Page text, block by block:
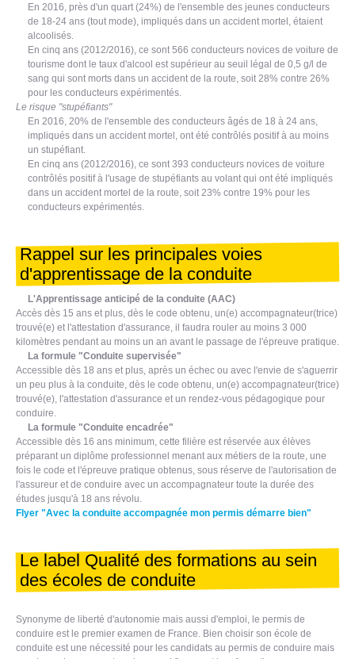
En 2016, près d'un quart (24%) de l'ensemble des jeunes conducteurs
de 18-24 ans (tout mode), impliqués dans un accident mortel, étaient
alcoolisés.
En cinq ans (2012/2016), ce sont 566 conducteurs novices de voiture de
tourisme dont le taux d'alcool est supérieur au seuil légal de 0,5 g/l de
sang qui sont morts dans un accident de la route, soit 28% contre 26%
pour les conducteurs expérimentés.
Le risque "stupéfiants"
En 2016, 20% de l'ensemble des conducteurs âgés de 18 à 24 ans,
impliqués dans un accident mortel, ont été contrôlés positif à au moins
un stupéfiant.
En cinq ans (2012/2016), ce sont 393 conducteurs novices de voiture
contrôlés positif à l'usage de stupéfiants au volant qui ont été impliqués
dans un accident mortel de la route, soit 23% contre 19% pour les
conducteurs expérimentés.
Rappel sur les principales voies
d'apprentissage de la conduite
L'Apprentissage anticipé de la conduite (AAC)
Accès dès 15 ans et plus, dès le code obtenu, un(e) accompagnateur(trice)
trouvé(e) et l'attestation d'assurance, il faudra rouler au moins 3 000
kilomètres pendant au moins un an avant le passage de l'épreuve pratique.
La formule "Conduite supervisée"
Accessible dès 18 ans et plus, après un échec ou avec l'envie de s'aguerrir
un peu plus à la conduite, dès le code obtenu, un(e) accompagnateur(trice)
trouvé(e), l'attestation d'assurance et un rendez-vous pédagogique pour
conduire.
La formule "Conduite encadrée"
Accessible dès 16 ans minimum, cette filière est réservée aux élèves
préparant un diplôme professionnel menant aux métiers de la route, une
fois le code et l'épreuve pratique obtenus, sous réserve de l'autorisation de
l'assureur et de conduire avec un accompagnateur toute la durée des
études jusqu'à 18 ans révolu.
Flyer "Avec la conduite accompagnée mon permis démarre bien"
Le label Qualité des formations au sein
des écoles de conduite
Synonyme de liberté d'autonomie mais aussi d'emploi, le permis de
conduire est le premier examen de France. Bien choisir son école de
conduite est une nécessité pour les candidats au permis de conduire mais